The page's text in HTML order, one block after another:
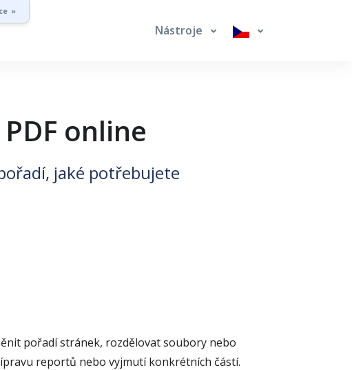
»
Nástroje
online
jaké potřebujete
pořadí stránek, rozdělovat soubory nebo
reportů nebo vyjmutí konkrétních částí.